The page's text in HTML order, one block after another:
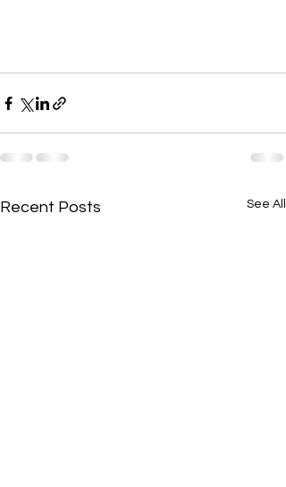
Recent Posts See All